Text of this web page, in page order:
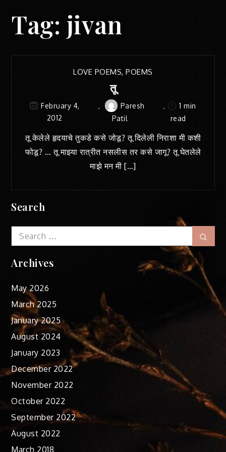
Tag: jivan
LOVE POEMS,POEMS
तू
February 4,
2012
Paresh
Patil
1 min
read
तू केलेले हृदयाचे तुकडे कसे जोडू? तू दिलेली निराशा मी कशी
फोडू? … तू माझ्या रात्रीत नसलीस तर कसे जागू? तू घेतलेले
माझे मन मी […]
Search
Search
for:
Archives
May 2026
March 2025
January 2025
August 2024
January 2023
December 2022
November 2022
October 2022
September 2022
August 2022
March 2018